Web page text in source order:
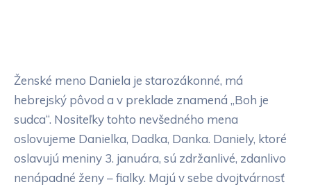
Ženské meno Daniela je starozákonné, má
hebrejský pôvod a v preklade znamená „Boh je
sudca“. Nositeľky tohto nevšedného mena
oslovujeme Danielka, Dadka, Danka. Daniely, ktoré
oslavujú meniny 3. januára, sú zdržanlivé, zdanlivo
nenápadné ženy – fialky. Majú v sebe dvojtvárnosť